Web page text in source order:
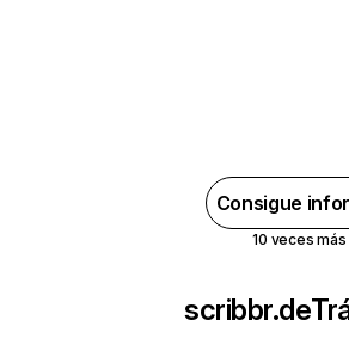
Consigue
10 veces más
scribbr.de